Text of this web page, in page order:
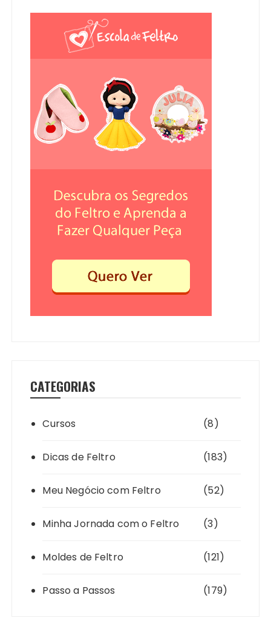
CATEGORIAS
Cursos (8)
Dicas de Feltro (183)
Meu Negócio com Feltro (52)
Minha Jornada com o Feltro (3)
Moldes de Feltro (121)
Passo a Passos (179)